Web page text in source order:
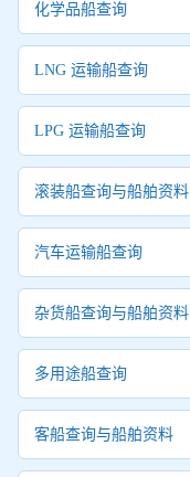
化学品船查询
LNG 运输船查询
LPG 运输船查询
滚装船查询与船舶资料
汽车运输船查询
杂货船查询与船舶资料
多用途船查询
客船查询与船舶资料